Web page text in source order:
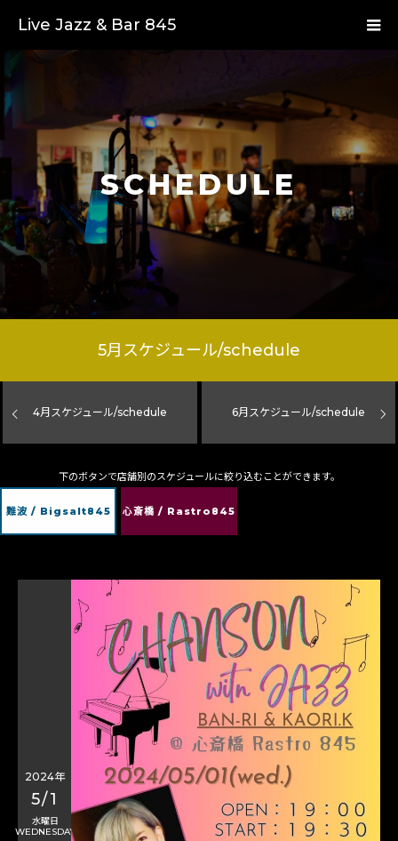
Live Jazz & Bar 845
SCHEDULE
5月スケジュール/schedule
4月スケジュール/schedule 6月スケジュール/schedule
下のボタンで店舗別のスケジュールに絞り込むことができます。
難波 / Bigsalt845 心斎橋 / Rastro845
2024年
5/1
水曜日
WEDNESDAY